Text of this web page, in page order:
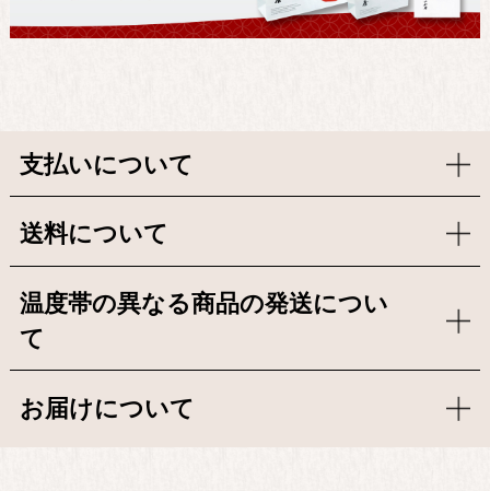
支払いについて
送料について
温度帯の異なる商品の発送につい
て
お届けについて